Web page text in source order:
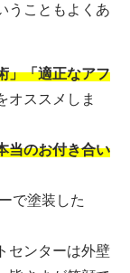
うこともよくあ
」「適正なアフ
オススメしま
当のお付き合い
で塗装した
センターは外壁